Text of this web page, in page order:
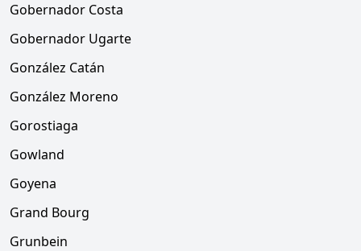
Gobernador Costa
Gobernador Ugarte
González Catán
González Moreno
Gorostiaga
Gowland
Goyena
Grand Bourg
Grunbein